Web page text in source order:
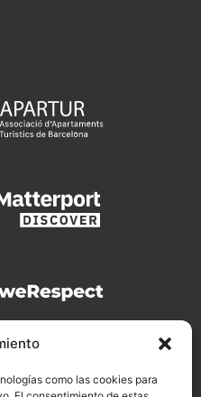
como las cookies para